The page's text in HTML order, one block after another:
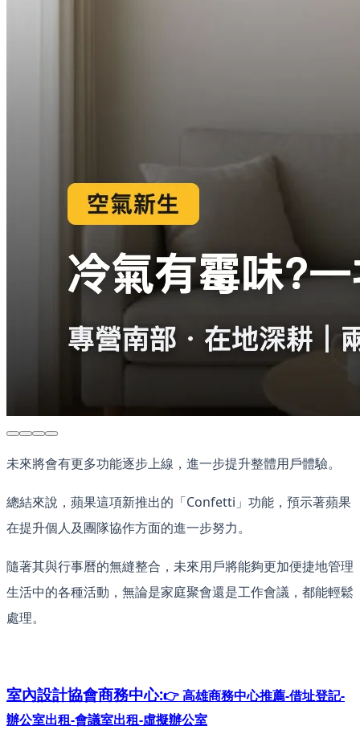
未來將會有更多功能逐步上線，進一步提升整體用戶體驗。
總結來說，蘋果這項新推出的「Confetti」功能，預示著蘋果
在提升個人及團隊協作方面的進一步努力。
隨著其與行事曆的無縫整合，未來用戶將能夠更加便捷地管理
生活中的各種活動，無論是家庭聚會還是工作會議，都能輕鬆
處理。
室內設計協會商務中心:👉 高雄商務中心推薦-借址登記-
辦公室出租-會議室出租-虛擬辦公室